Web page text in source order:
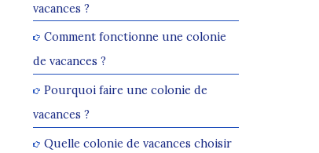
vacances ?
Comment fonctionne une colonie
de vacances ?
Pourquoi faire une colonie de
vacances ?
Quelle colonie de vacances choisir